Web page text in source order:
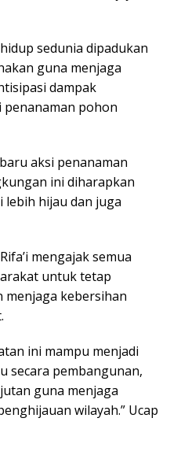
sedunia dipadukan
guna menjaga
dampak
pohon
aksi penanaman
ini diharapkan
lebih hijau dan juga
mengajak semua
untuk tetap
kebersihan
ini mampu menjadi
secara pembangunan,
guna menjaga
wilayah.” Ucap